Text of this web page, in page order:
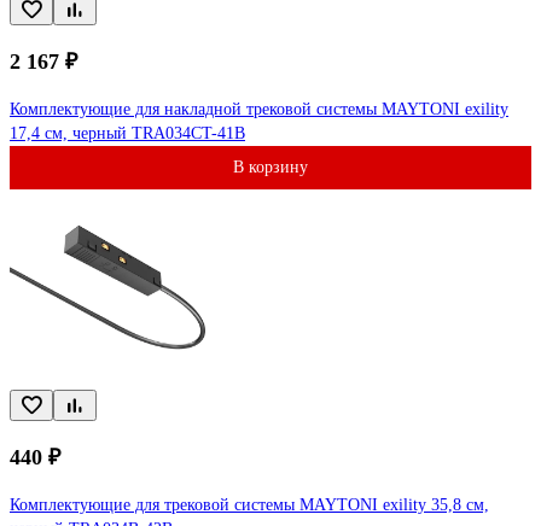
2 167 ₽
Комплектующие для накладной трековой системы MAYTONI exility
17,4 см, черный TRA034CT-41B
В корзину
440 ₽
Комплектующие для трековой системы MAYTONI exility 35,8 см,